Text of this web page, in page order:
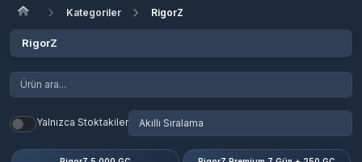
Kategoriler RigorZ
RigorZ
Yalnızca Stoktakiler